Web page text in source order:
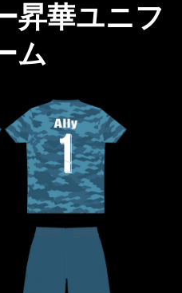
昇華ユニフ
ム